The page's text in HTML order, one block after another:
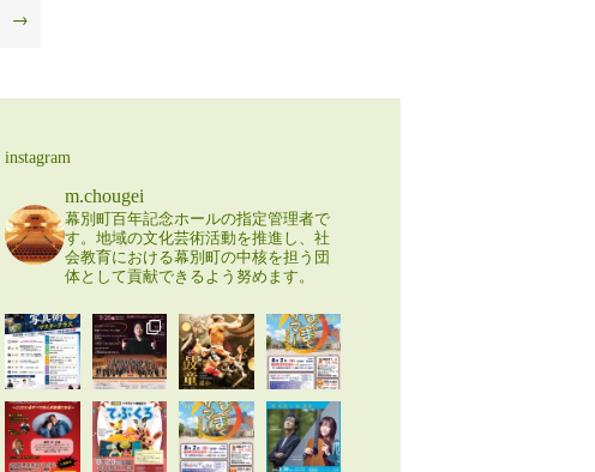
→
instagram
m.chougei
幕別町百年記念ホールの指定管理者で
す。地域の文化芸術活動を推進し、社
会教育における幕別町の中核を担う団
体として貢献できるよう努めます。